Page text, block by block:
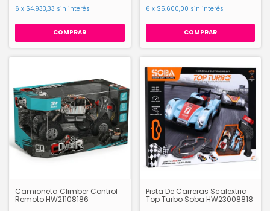
6 x $4.933,33 sin interés
COMPRAR
6 x $5.600,00 sin interés
COMPRAR
Camioneta Climber Control
Remoto HW21108186
Pista De Carreras Scalextric
Top Turbo Soba HW23008818